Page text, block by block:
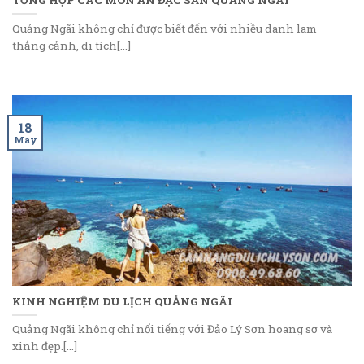
Quảng Ngãi không chỉ được biết đến với nhiều danh lam
thắng cảnh, di tích[...]
KINH NGHIỆM DU LỊCH QUẢNG NGÃI
Quảng Ngãi không chỉ nổi tiếng với Đảo Lý Sơn hoang sơ và
xinh đẹp.[...]
18
May